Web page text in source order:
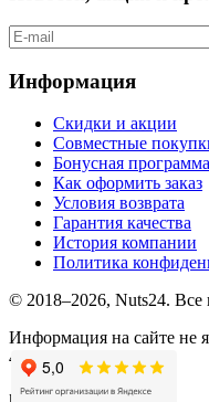
Информация
Скидки и акции
Совместные
Бонусная программа
Как оформить заказ
Условия возврата
Гарантия качества
История компании
Политика
© 2018–2026, Nuts24.
Информация на сайте не
437.2 ГК РФ).
мы в соцсетях